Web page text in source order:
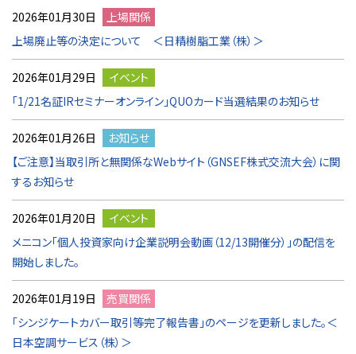
2026年01月30日
上場関係
上場廃止等の決定について ＜日精樹脂工業（株）＞
2026年01月29日
イベント
「1/21名証IRセミナーオンライン」QUOカード当選結果のお知らせ
2026年01月26日
お知らせ
【ご注意】当取引所と無関係なWebサイト（GNSEF株式交流大会）に関
するお知らせ
2026年01月20日
イベント
メニコン「個人投資家向け企業説明会動画（12/13開催分）」の配信を
開始しました。
2026年01月19日
売買関係
「シンジケートカバー取引等完了報告書」のページを更新しました。＜
日本空調サービス（株）＞